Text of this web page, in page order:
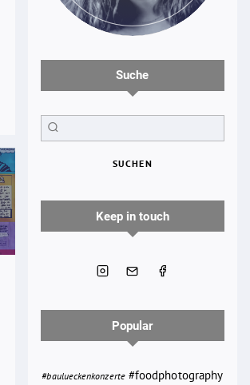
Suche
SUCHEN
Keep in touch
Popular
#baulueckenkonzerte #foodphotography